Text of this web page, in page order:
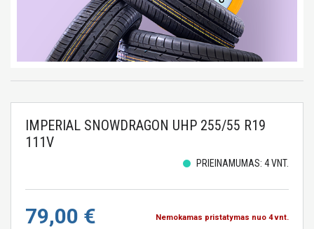
IMPERIAL SNOWDRAGON UHP 255/55 R19
111V
PRIEINAMUMAS: 4 VNT.
79,00 € Nemokamas pristatymas nuo 4 vnt.